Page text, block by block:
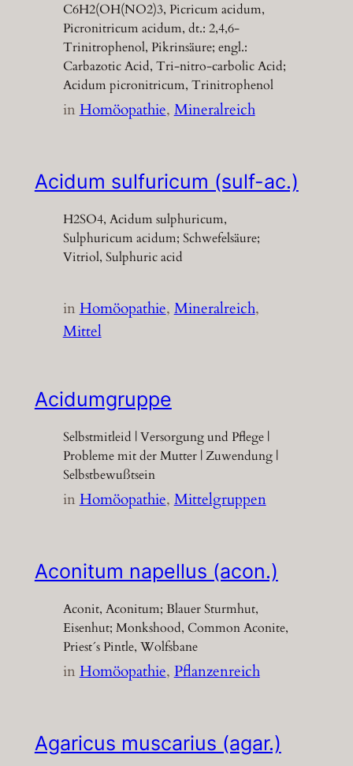
C6H2(OH(NO2)3, Picricum acidum,
Picronitricum acidum, dt.: 2,4,6-
Trinitrophenol, Pikrinsäure; engl.:
Carbazotic Acid, Tri-nitro-carbolic Acid;
Acidum picronitricum, Trinitrophenol
inHomöopathie, Mineralreich
Acidum sulfuricum (sulf-ac.)
H2SO4, Acidum sulphuricum,
Sulphuricum acidum; Schwefelsäure;
Vitriol, Sulphuric acid
inHomöopathie, Mineralreich
Mittel
Acidumgruppe
Selbstmitleid | Versorgung und Pflege |
Probleme mit der Mutter | Zuwendung |
Selbstbewußtsein
inHomöopathie, Mittelgruppen
Aconitum napellus (acon.)
Aconit, Aconitum; Blauer Sturmhut,
Eisenhut; Monkshood, Common Aconite,
Priest´s Pintle, Wolfsbane
inHomöopathie, Pflanzenreich
Agaricus muscarius (agar.)